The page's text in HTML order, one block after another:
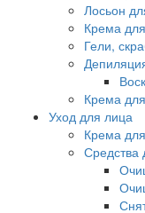
Лосьон
Крема
Гели,
Крема
Уход для лица
Крема
Средства